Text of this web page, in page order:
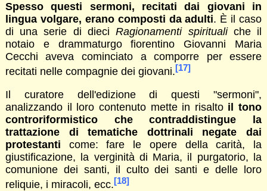
Spesso questi sermoni, recitati dai giovani in
lingua volgare, erano composti da adulti. È il caso
di una serie di dieciRagionamenti spiritualiche il
notaio e drammaturgo fiorentino Giovanni Maria
Cecchi aveva cominciato a comporre per essere
recitati nelle compagnie dei giovani.[17]
Il curatore dell'edizione di questi "sermoni",
analizzando il loro contenuto mette in risalto il tono
controriformistico che contraddistingue la
trattazione di tematiche dottrinali negate dai
protestanti come: fare le opere della carità, la
giustificazione, la verginità di Maria, il purgatorio, la
comunione dei santi, il culto dei santi e delle loro
reliquie, i miracoli, ecc.[18]